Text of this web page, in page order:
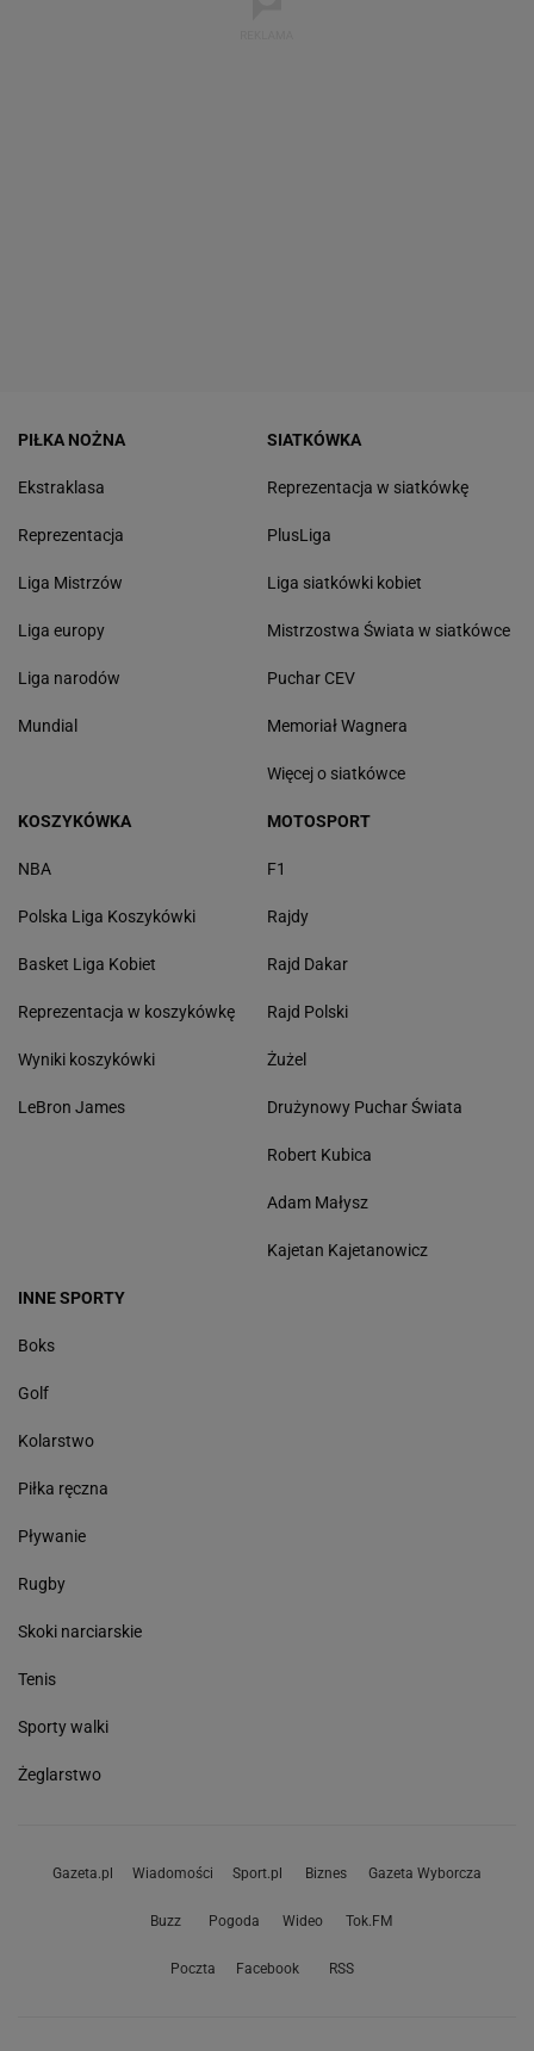
PIŁKA NOŻNA
Ekstraklasa
Reprezentacja
Liga Mistrzów
Liga europy
Liga narodów
Mundial
SIATKÓWKA
Reprezentacja w siatkówkę
PlusLiga
Liga siatkówki kobiet
Mistrzostwa Świata w siatkówce
Puchar CEV
Memoriał Wagnera
Więcej o siatkówce
KOSZYKÓWKA
NBA
Polska Liga Koszykówki
Basket Liga Kobiet
Reprezentacja w koszykówkę
Wyniki koszykówki
LeBron James
MOTOSPORT
F1
Rajdy
Rajd Dakar
Rajd Polski
Żużel
Drużynowy Puchar Świata
Robert Kubica
Adam Małysz
Kajetan Kajetanowicz
INNE SPORTY
Boks
Golf
Kolarstwo
Piłka ręczna
Pływanie
Rugby
Skoki narciarskie
Tenis
Sporty walki
Żeglarstwo
Gazeta.pl Wiadomości Sport.pl Biznes Gazeta Wyborcza
Buzz Pogoda Wideo Tok.FM
Poczta Facebook RSS